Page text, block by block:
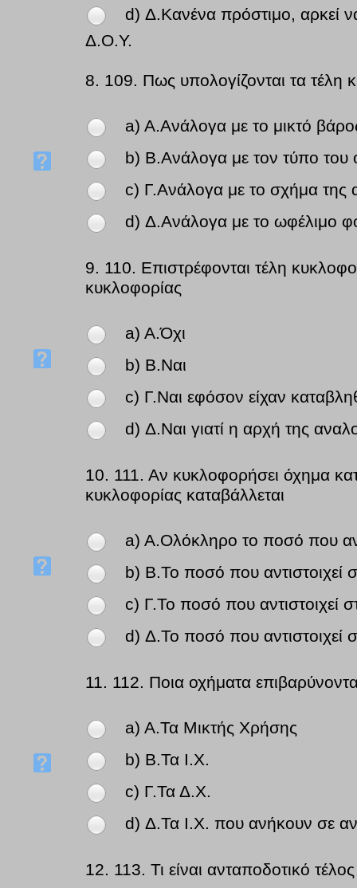
d) Δ.Κανένα πρόστιμο, αρκεί
Δ.Ο.Υ.
8. 109. Πως υπολογίζονται τα τέλη
a) A.Ανάλογα με το μικτό
b) B.Ανάλογα με τον τύπο του
c) Γ.Ανάλογα με το σχήμα της
d) Δ.Ανάλογα με το ωφέλιμο
9. 110. Επιστρέφονται τέλη
κυκλοφορίας
a) A.Όχι
b) B.Ναι
c) Γ.Ναι εφόσον είχαν
d) Δ.Ναι γιατί η αρχή της
10. 111. Αν κυκλοφορήσει όχημα
κυκλοφορίας καταβάλλεται
a) A.Ολόκληρο το ποσό που
b) B.Το ποσό που αντιστοιχεί
c) Γ.Το ποσό που αντιστοιχεί
d) Δ.Το ποσό που αντιστοιχεί
11. 112. Ποια οχήματα
a) A.Τα Μικτής Χρήσης
b) B.Τα Ι.Χ.
c) Γ.Τα Δ.Χ.
d) Δ.Τα Ι.Χ. που ανήκουν σε
12. 113. Τι είναι ανταποδοτικό τέλος